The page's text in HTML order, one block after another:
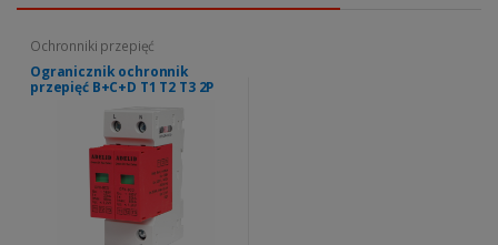
Ochronniki przepięć
Ogranicznik ochronnik
przepięć B+C+D T1 T2 T3 2P